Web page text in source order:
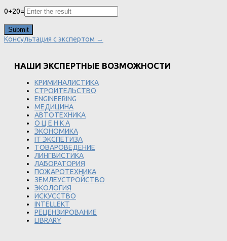
0+20=
Консультация с экспертом →
НАШИ ЭКСПЕРТНЫЕ ВОЗМОЖНОСТИ
КРИМИНАЛИСТИКА
СТРОИТЕЛЬСТВО
ENGINEERING
МЕДИЦИНА
АВТОТЕХНИКА
О Ц Е Н К А
ЭКОНОМИКА
IT ЭКСПЕТИЗА
ТОВАРОВЕДЕНИЕ
ЛИНГВИСТИКА
ЛАБОРАТОРИЯ
ПОЖАРОТЕХНИКА
ЗЕМЛЕУСТРОЙСТВО
ЭКОЛОГИЯ
ИСКУССТВО
INTELLEKT
РЕЦЕНЗИРОВАНИЕ
LIBRARY